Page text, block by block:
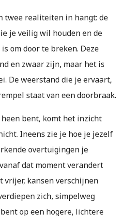
twee realiteiten in hangt: de
je veilig wil houden en de
om door te breken. Deze
en zwaar zijn, maar het is
De weerstand die je ervaart,
staat van een doorbraak.
heen bent, komt het inzicht
Ineens zie je hoe je jezelf
overtuigingen je
dat moment verandert
vrijer, kansen verschijnen
zich, simpelweg
op een hogere, lichtere